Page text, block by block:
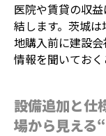
医院や賃貸の収
結します。茨城
地購入前に建設
情報を聞いておく
設備追加と仕
場から見える